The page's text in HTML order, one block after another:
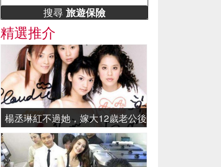
搜尋 旅遊保險
精選推介
楊丞琳紅不過她，嫁大12歲老公後，剛剖完又懷孕